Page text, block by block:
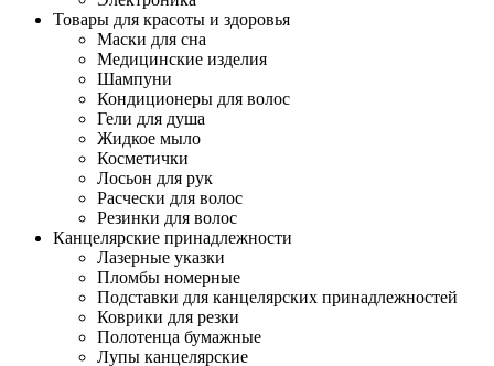
Товары для красоты и здоровья
Маски для сна
Медицинские изделия
Шампуни
Кондиционеры для волос
Гели для душа
Жидкое мыло
Косметички
Лосьон для рук
Расчески для волос
Резинки для волос
Канцелярские принадлежности
Лазерные указки
Пломбы номерные
Подставки для канцелярских принадлежностей
Коврики для резки
Полотенца бумажные
Лупы канцелярские